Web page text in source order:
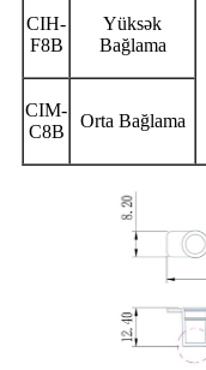
CIH-
F8B
Yüksək
Bağlama
CIM-
C8B
Orta Bağlama